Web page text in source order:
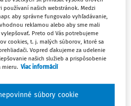
obsah z tejto oblasti je
portálu.
prístup na 10 dní
sa len zaregistrovať.
našich webstránok. Medzi
aby správne fungovalo vyhľadávanie,
reklamou alebo aby sme mali
Preto od Vás potrebujeme
cookies, t. j. malých súborov, ktoré sa
Vopred ďakujeme za udelenie
našich služieb a prispôsobenie
mieru. Viac informácií
súbory cookie